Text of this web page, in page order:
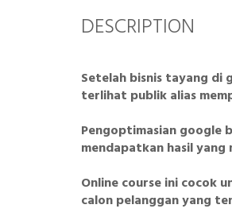
DESCRIPTION
Setelah bisnis tayang di
terlihat publik alias
Pengoptimasian google
mendapatkan hasil yang
Online course ini cocok
calon pelanggan yang